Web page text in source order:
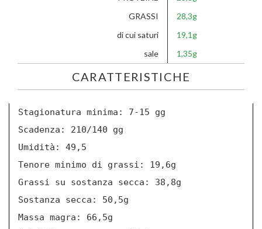
GRASSI
28,3g
di cui saturi
19,1g
sale
1,35g
CARATTERISTICHE
Stagionatura minima: 7-15 gg
Scadenza: 210/140 gg
Umidità: 49,5
Tenore minimo di grassi: 19,6g
Grassi su sostanza secca: 38,8g
Sostanza secca: 50,5g
Massa magra: 66,5g